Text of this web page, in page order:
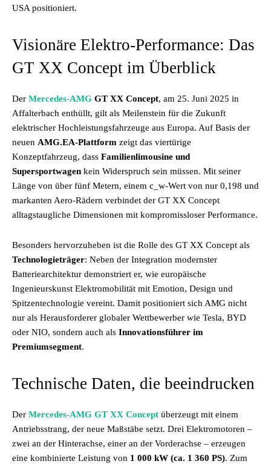
USA positioniert.
Visionäre Elektro-Performance: Das
GT XX Concept im Überblick
Der Mercedes-AMG GT XX Concept, am 25. Juni 2025 in
Affalterbach enthüllt, gilt als Meilenstein für die Zukunft
elektrischer Hochleistungsfahrzeuge aus Europa. Auf Basis der
neuen AMG.EA-Plattform zeigt das viertürige
Konzeptfahrzeug, dass Familienlimousine und
Supersportwagen kein Widerspruch sein müssen. Mit seiner
Länge von über fünf Metern, einem c_w-Wert von nur 0,198 und
markanten Aero-Rädern verbindet der GT XX Concept
alltagstaugliche Dimensionen mit kompromissloser Performance.
Besonders hervorzuheben ist die Rolle des GT XX Concept als
Technologieträger: Neben der Integration modernster
Batteriearchitektur demonstriert er, wie europäische
Ingenieurskunst Elektromobilität mit Emotion, Design und
Spitzentechnologie vereint. Damit positioniert sich AMG nicht
nur als Herausforderer globaler Wettbewerber wie Tesla, BYD
oder NIO, sondern auch als Innovationsführer im
Premiumsegment.
Technische Daten, die beeindrucken
Der Mercedes-AMG GT XX Concept überzeugt mit einem
Antriebsstrang, der neue Maßstäbe setzt. Drei Elektromotoren –
zwei an der Hinterachse, einer an der Vorderachse – erzeugen
eine kombinierte Leistung von 1 000 kW (ca. 1 360 PS). Zum